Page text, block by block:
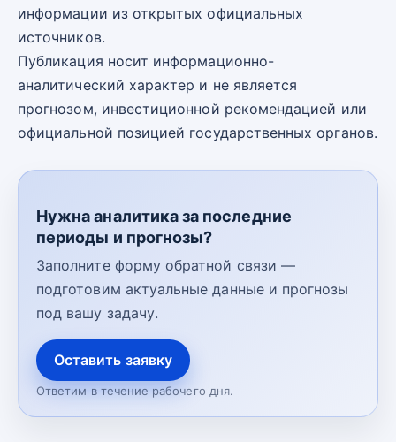
информации из открытых официальных
источников.
Публикация носит информационно-
аналитический характер и не является
прогнозом, инвестиционной рекомендацией или
официальной позицией государственных органов.
Нужна аналитика за последние
периоды и прогнозы?
Заполните форму обратной связи —
подготовим актуальные данные и прогнозы
под вашу задачу.
Оставить заявку
Ответим в течение рабочего дня.